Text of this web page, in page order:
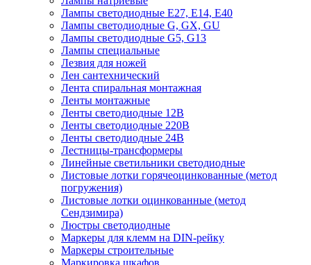
Лампы светодиодные E27, E14, E40
Лампы светодиодные G, GX, GU
Лампы светодиодные G5, G13
Лампы специальные
Лезвия для ножей
Лен сантехнический
Лента спиральная монтажная
Ленты монтажные
Ленты светодиодные 12В
Ленты светодиодные 220В
Ленты светодиодные 24В
Лестницы-трансформеры
Линейные светильники светодиодные
Листовые лотки горячеоцинкованные (метод
погружения)
Листовые лотки оцинкованные (метод
Сендзимира)
Люстры светодиодные
Маркеры для клемм на DIN-рейку
Маркеры строительные
Маркировка шкафов